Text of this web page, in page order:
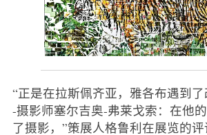
“正是在拉斯佩齐亚，雅各布遇到
-摄影师塞尔吉奥-弗莱戈索：在他
了摄影，”策展人格鲁利在展览的评